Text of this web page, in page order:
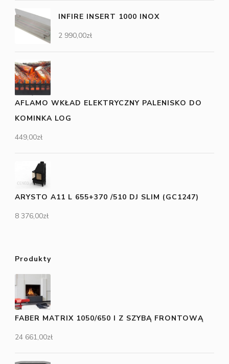
INFIRE INSERT 1000 INOX
2 990,00zł
AFLAMO WKŁAD ELEKTRYCZNY PALENISKO DO
KOMINKA LOG
449,00zł
ARYSTO A11 L 655+370 /510 DJ SLIM (GC1247)
8 376,00zł
Produkty
FABER MATRIX 1050/650 I Z SZYBĄ FRONTOWĄ
24 661,00zł